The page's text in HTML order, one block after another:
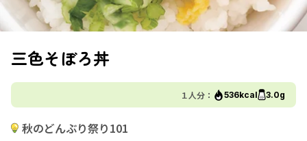
三色そぼろ丼
１人分： 536kcal 3.0g
秋のどんぶり祭り101